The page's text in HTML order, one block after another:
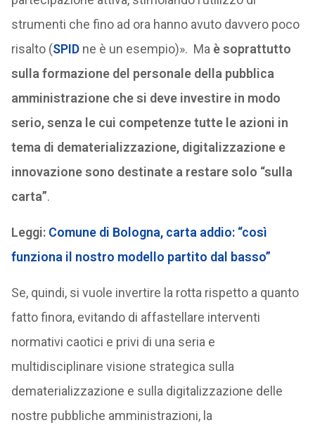
strumenti che fino ad ora hanno avuto davvero poco
risalto (SPIDne è un esempio)». Ma è soprattutto
sulla formazione del personale della pubblica
amministrazione che si deve investire in modo
serio, senza le cui competenze tutte le azioni in
tema di dematerializzazione, digitalizzazione e
innovazione sono destinate a restare solo “sulla
carta”.
Leggi: Comune di Bologna, carta addio: “così
funziona il nostro modello partito dal basso”
Se, quindi, si vuole invertire la rotta rispetto a quanto
fatto finora, evitando di affastellare interventi
normativi caotici e privi di una seria e
multidisciplinare visione strategica sulla
dematerializzazione e sulla digitalizzazione delle
nostre pubbliche amministrazioni, la